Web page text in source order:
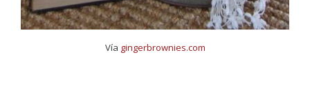
Vía gingerbrownies.com